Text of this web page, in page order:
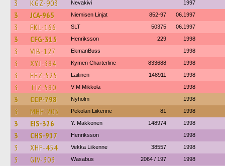
3 KGZ-903 Nevakivi 1997
3 JCA-965 Niemisen Linjat 852-97 06.1997
3 FKL-166 SLT 50375 06.1997
3 CFG-315 Henriksson 229 1998
3 VIB-127 EkmanBuss 1998
3 XYJ-384 Kymen Charterline 833688 1998
3 EEZ-525 Laitinen 148911 1998
3 TIZ-580 V-M Mikkola 1998
3 CCP-798 Nyholm 1998
3 MHF-203 Pekolan Liikenne 81 1998
3 EIS-326 Y. Makkonen 148974 1998
3 CHS-917 Henriksson 1998
3 XHF-454 Vekka Liikenne 38557 1998
3 GIV-303 Wasabus 2064 / 197 1998